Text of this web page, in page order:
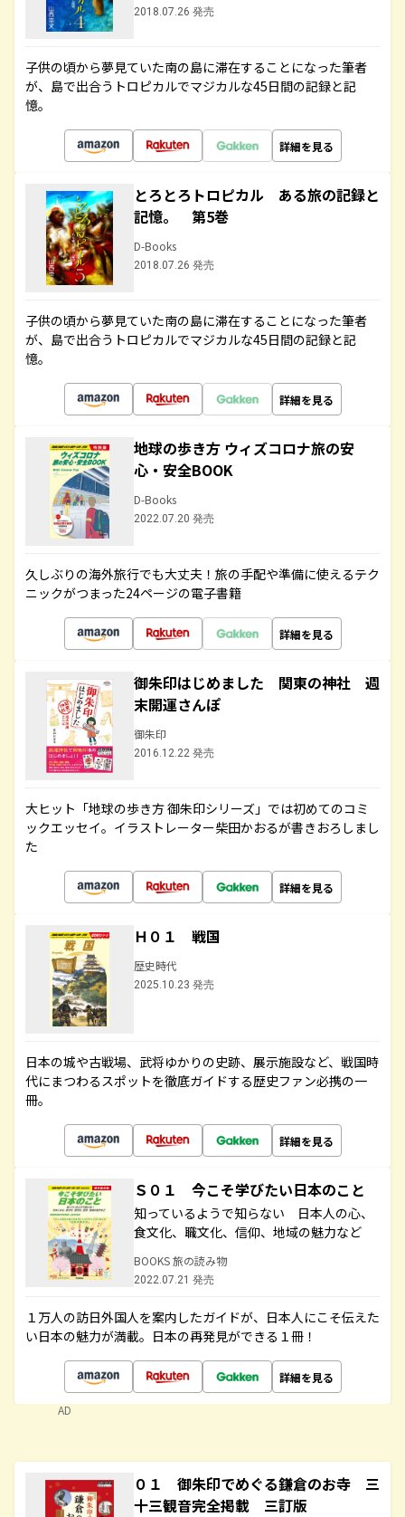
2018.07.26 発売
子供の頃から夢見ていた南の島に滞在することになった筆者
が、島で出合うトロピカルでマジカルな45日間の記録と記
憶。
詳細を見る
とろとろトロピカル ある旅の記録と
記憶。 第5巻
D-Books
2018.07.26 発売
子供の頃から夢見ていた南の島に滞在することになった筆者
が、島で出合うトロピカルでマジカルな45日間の記録と記
憶。
詳細を見る
地球の歩き方 ウィズコロナ旅の安
心・安全BOOK
D-Books
2022.07.20 発売
久しぶりの海外旅行でも大丈夫！旅の手配や準備に使えるテク
ニックがつまった24ページの電子書籍
詳細を見る
御朱印はじめました 関東の神社 週
末開運さんぽ
御朱印
2016.12.22 発売
大ヒット「地球の歩き方 御朱印シリーズ」では初めてのコミ
ックエッセイ。イラストレーター柴田かおるが書きおろしまし
た
詳細を見る
Ｈ０１ 戦国
歴史時代
2025.10.23 発売
日本の城や古戦場、武将ゆかりの史跡、展示施設など、戦国時
代にまつわるスポットを徹底ガイドする歴史ファン必携の一
冊。
詳細を見る
Ｓ０１ 今こそ学びたい日本のこと
知っているようで知らない 日本人の心、
食文化、職文化、信仰、地域の魅力など
BOOKS 旅の読み物
2022.07.21 発売
１万人の訪日外国人を案内したガイドが、日本人にこそ伝えた
い日本の魅力が満載。日本の再発見ができる１冊！
詳細を見る
AD
０１ 御朱印でめぐる鎌倉のお寺 三
十三観音完全掲載 三訂版